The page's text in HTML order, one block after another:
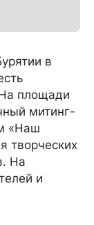
в
площади
митинг-
«Наш
творческих
На
и